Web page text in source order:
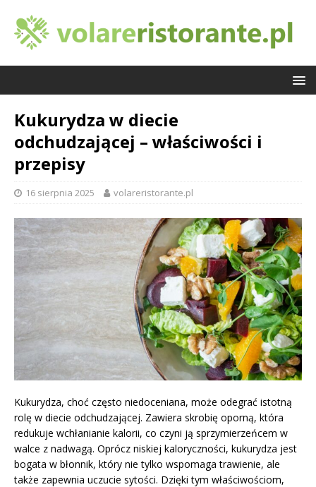
Kukurydza w diecie
odchudzającej – właściwości i
przepisy
16 sierpnia 2025 volareristorante.pl
Kukurydza, choć często niedoceniana, może odegrać istotną
rolę w diecie odchudzającej. Zawiera skrobię oporną, która
redukuje wchłanianie kalorii, co czyni ją sprzymierzeńcem w
walce z nadwagą. Oprócz niskiej kaloryczności, kukurydza jest
bogata w błonnik, który nie tylko wspomaga trawienie, ale
także zapewnia uczucie sytości. Dzięki tym właściwościom,